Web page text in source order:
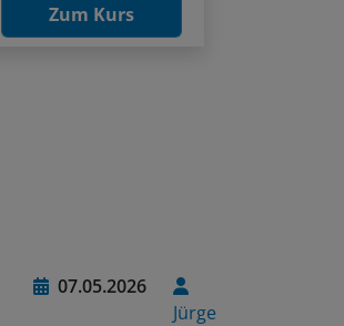
Zum Kurs
07.05.2026
Jürge